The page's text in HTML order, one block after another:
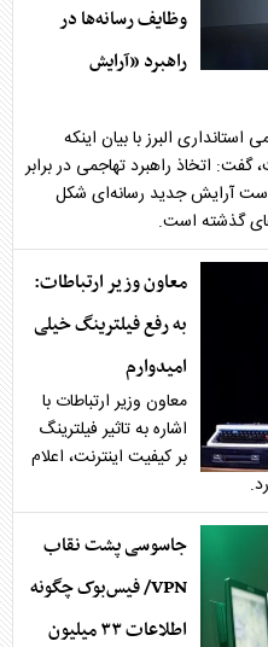
وظایف رسانه‌ها در
راهبرد «آرایش
البرز با بیان اینکه
اتخاذ راهبرد تهاجمی در برابر
آرایش جدید رسانه‌ای شکل
گذشته است.
معاون وزیر ارتباطات:
به رفع فیلترینگ خیلی
امیدوارم
معاون وزیر ارتباطات با
اشاره به تاثیر فیلترینگ
بر کیفیت اینترنت، اعلام
جاسوسی پشت نقاب
VPN/ فیس‌بوک چگونه
اطلاعات ۳۳ میلیون